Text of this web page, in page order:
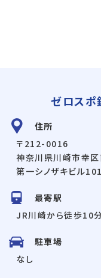
ゼロスポ
住所
〒212-0016
神奈川県川崎市幸
第一シノザキビル101
最寄駅
JR川崎から徒歩10
駐車場
なし